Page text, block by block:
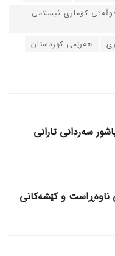
کۆماری ئیسلامی
هه‌رێمی کوردستان
سه‌ردانی تارانی
ناوه‌ڕاست و کێشه‌کانی